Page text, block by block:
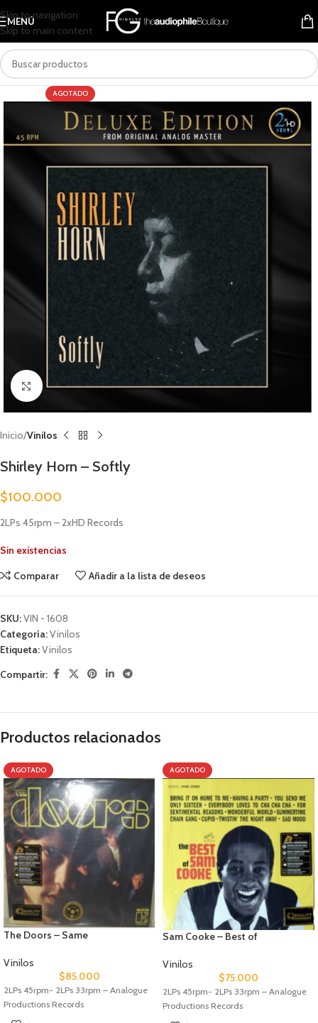
Skip to navigation
Skip to main content
MENÚ
AGOTADO
Clic para ampliar
Inicio Vinilos
Shirley Horn – Softly
$100.000
2LPs 45rpm – 2xHD Records
Sin existencias
Comparar
Añadir a la lista de deseos
SKU:VIN - 1608
Categoría:Vinilos
Etiqueta:Vinilos
Compartir:
Productos relacionados
AGOTADO
The Doors – Same
Vinilos
$85.000
2LPs 45rpm- 2LPs 33rpm – Analogue
Productions Records
AGOTADO
Sam Cooke – Best of
Vinilos
$75.000
2LPs 45rpm- 2LPs 33rpm – Analogue
Productions Records